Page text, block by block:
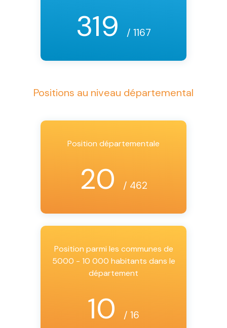
319 / 1167
Positions au niveau départemental
Position départementale
20 / 462
Position parmi les communes de
5000 - 10 000 habitants dans le
département
10 / 16